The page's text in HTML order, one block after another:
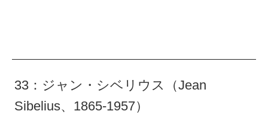
33：ジャン・シベリウス（Jean
Sibelius、1865-1957）